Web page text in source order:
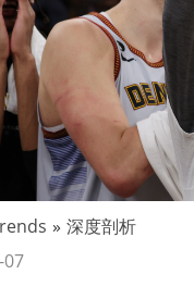
» 深度剖析
07